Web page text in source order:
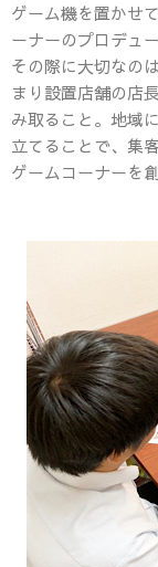
ゲーム機を置かせ
ーナーのプロデュ
その際に大切なの
まり設置店舗の店
み取ること。地域
立てることで、集
ゲームコーナーを